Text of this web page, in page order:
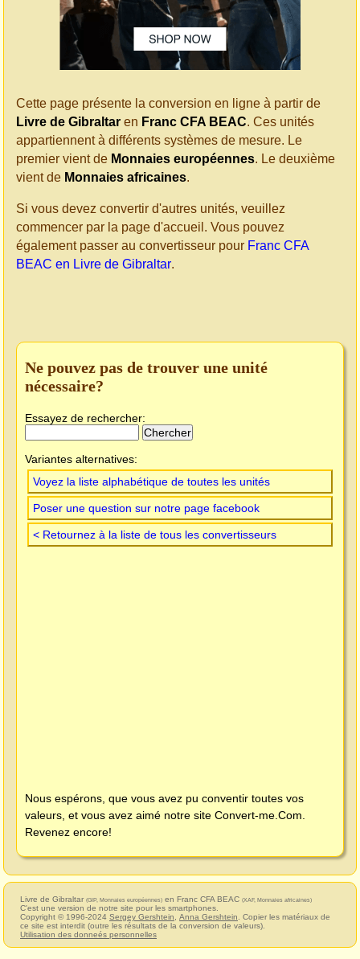
Cette page présente la conversion en ligne à partir de
Livre de Gibraltar en Franc CFA BEAC. Ces unités
appartiennent à différents systèmes de mesure. Le
premier vient de Monnaies européennes. Le deuxième
vient de Monnaies africaines.
Si vous devez convertir d'autres unités, veuillez
commencer par la page d'accueil. Vous pouvez
également passer au convertisseur pour Franc CFA
BEAC en Livre de Gibraltar.
Ne pouvez pas de trouver une unité
nécessaire?
Essayez de rechercher:
Variantes alternatives:
Voyez la liste alphabétique de toutes les unités
Poser une question sur notre page facebook
< Retournez à la liste de tous les convertisseurs
Nous espérons, que vous avez pu conventir toutes vos
valeurs, et vous avez aimé notre site Convert-me.Com
Revenez encore!
Livre de Gibraltar (GIP, Monnaies européennes) en Franc CFA BEAC (XAF, Monnaies africaines)
C'est une version de notre site pour les smartphones.
Copyright © 1996-2024 Sergey Gershtein Anna Gershtein . Copier les matériaux de
ce site est interdit (outre les résultats de la conversion de valeurs).
Utilisation des donneés personnelles